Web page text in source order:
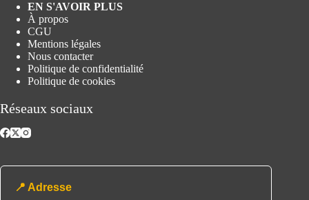
EN S'AVOIR PLUS
À propos
CGU
Mentions légales
Nous contacter
Politique de confidentialité
Politique de cookies
Réseaux sociaux
📍 Adresse